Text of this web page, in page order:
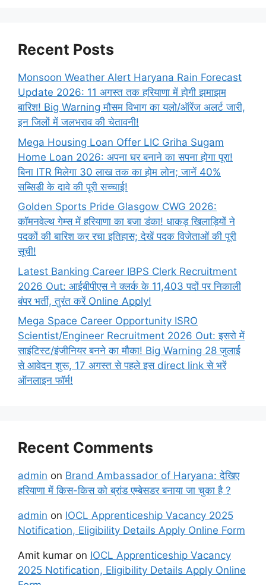
Recent Posts
Monsoon Weather Alert Haryana Rain Forecast
Update 2026: 11 अगस्त तक हरियाणा में होगी झमाझम
बारिश! Big Warning मौसम विभाग का यलो/ऑरेंज अलर्ट जारी,
इन जिलों में जलभराव की चेतावनी!
Mega Housing Loan Offer LIC Griha Sugam
Home Loan 2026: अपना घर बनाने का सपना होगा पूरा!
बिना ITR मिलेगा 30 लाख तक का होम लोन; जानें 40%
सब्सिडी के दावे की पूरी सच्चाई!
Golden Sports Pride Glasgow CWG 2026:
कॉमनवेल्थ गेम्स में हरियाणा का बजा डंका! धाकड़ खिलाड़ियों ने
पदकों की बारिश कर रचा इतिहास; देखें पदक विजेताओं की पूरी
सूची!
Latest Banking Career IBPS Clerk Recruitment
2026 Out: आईबीपीएस ने क्लर्क के 11,403 पदों पर निकाली
बंपर भर्ती, तुरंत करें Online Apply!
Mega Space Career Opportunity ISRO
Scientist/Engineer Recruitment 2026 Out: इसरो में
साइंटिस्ट/इंजीनियर बनने का मौका! Big Warning 28 जुलाई
से आवेदन शुरू, 17 अगस्त से पहले इस direct link से भरें
ऑनलाइन फॉर्म!
Recent Comments
admin on Brand Ambassador of Haryana: देखिए
हरियाणा में किस-किस को ब्रांड एम्बेसडर बनाया जा चुका है ?
admin on IOCL Apprenticeship Vacancy 2025
Notification, Eligibility Details Apply Online Form
Amit kumar on IOCL Apprenticeship Vacancy
2025 Notification, Eligibility Details Apply Online